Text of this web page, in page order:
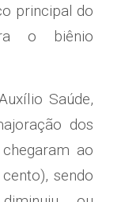
principal do
o biênio
Saúde,
dos
ao
sendo